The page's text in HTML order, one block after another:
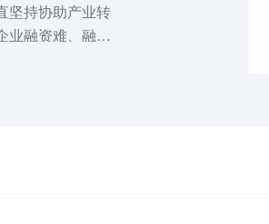
坚持协助产业转
业融资难、融资
精特新发展之
梁和纽带作